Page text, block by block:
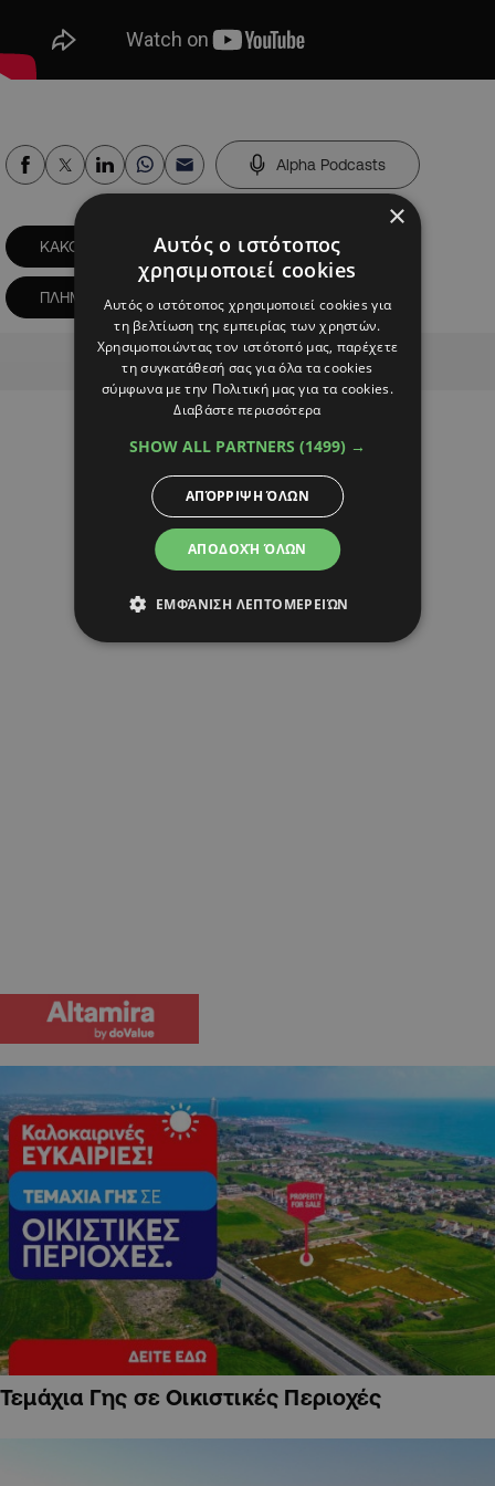
Alpha Podcasts
ΚΑΚΟΚΑΙΡΙΑ ΛΕΜΕΣΟΣ
ΠΛΗΜΜΥΡΙΣΜΕΝΑ ΥΠΟΣΤΑΤΙΚΑ
Advertisement
Τεμάχια Γης σε Οικιστικές Περιοχές
×
Αυτός ο ιστότοπος
χρησιμοποιεί cookies
Αυτός ο ιστότοπος χρησιμοποιεί cookies για
τη βελτίωση της εμπειρίας των χρηστών.
Χρησιμοποιώντας τον ιστότοπό μας, παρέχετε
τη συγκατάθεσή σας για όλα τα cookies
σύμφωνα με την Πολιτική μας για τα cookies.
Διαβάστε περισσότερα
SHOW ALL PARTNERS (1499) →
ΑΠΟΔΟΧΉ ΌΛΩΝ
ΑΠΌΡΡΙΨΗ ΌΛΩΝ
ΕΜΦΆΝΙΣΗ ΛΕΠΤΟΜΕΡΕΙΏΝ